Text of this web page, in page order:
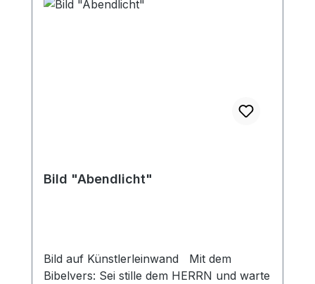
Bild "Abendlicht"
Bild auf Künstlerleinwand Mit dem
Bibelvers: Sei stille dem HERRN und warte